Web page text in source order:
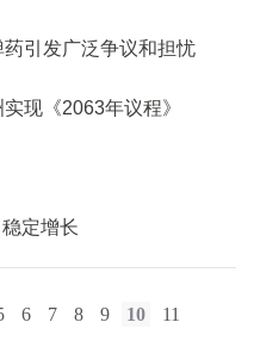
引发广泛争议和担忧
现《2063年议程》
定增长
6 7 8 9 10
11